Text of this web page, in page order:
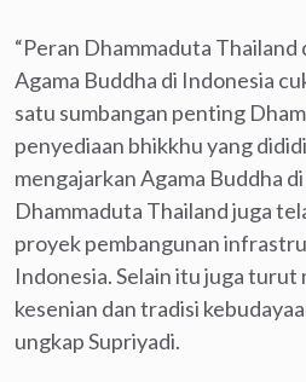
“Peran Dhammaduta Thailand
Agama Buddha di Indonesia
satu sumbangan penting
penyediaan bhikkhu yang
mengajarkan Agama Buddha
Dhammaduta Thailand juga
proyek pembangunan
Indonesia. Selain itu juga turut
kesenian dan tradisi
ungkap Supriyadi.